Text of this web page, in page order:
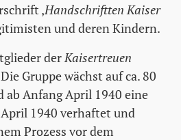
‚Handschriftten Kaiser
und deren Kindern.
derKaisertreuen
Gruppe wächst auf ca. 80
ab Anfang April 1940 eine
1940 verhaftet und
Prozess vor dem